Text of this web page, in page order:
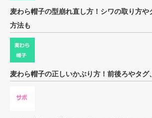
麦わら帽子の型崩れ直し方！シワの取り方や
方法も
麦わら帽子の正しいかぶり方！前後ろやタグ